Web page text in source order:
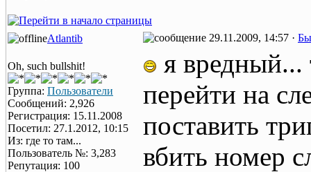
Atlantib 29.11.2009, 14:57 ·
Oh, such bullshit!
Группа: Пользователи
Сообщений: 2,926
Регистрация: 15.11.2008
Посетил: 27.1.2012, 10:15
Из: где то там...
Пользователь №: 3,283
Репутация: 100
я вредный...
перейти на
поставить
вбить номер